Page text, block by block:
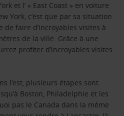
et l’ « East Coast » en voiture
York, c’est que par sa situation
faire d’incroyables visites à
de la ville. Grâce à une
profiter d’incroyables visites
l’est, plusieurs étapes sont
Boston, Philadelphie et les
pas le Canada dans la même